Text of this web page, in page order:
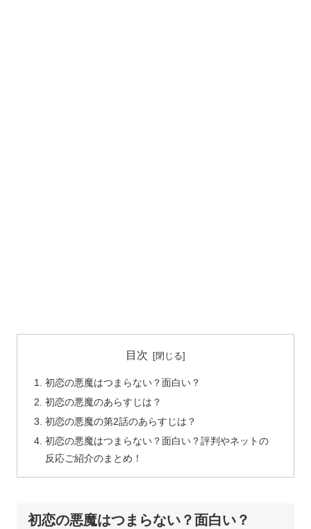
目次
初恋の悪魔はつまらない？面白い？
初恋の悪魔のあらすじは？
初恋の悪魔の第2話のあらすじは？
初恋の悪魔はつまらない？面白い？評判やネットの
反応ご紹介のまとめ！
初恋の悪魔はつまらない？面白い？